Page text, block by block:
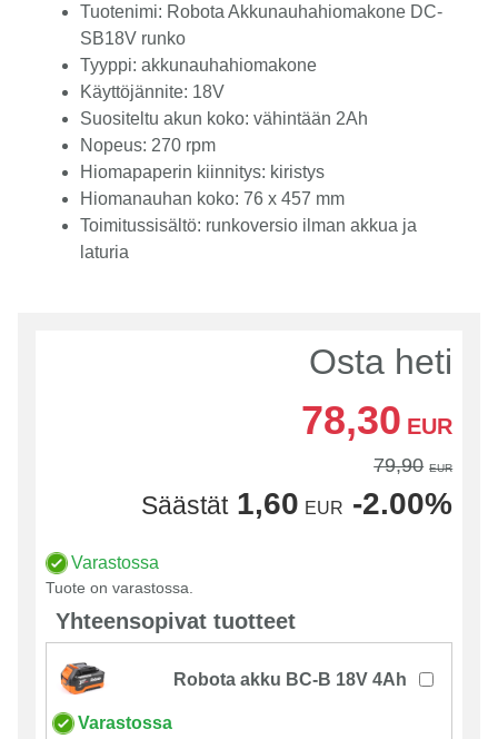
Tuotenimi: Robota Akkunauhahiomakone DC-
SB18V runko
Tyyppi: akkunauhahiomakone
Käyttöjännite: 18V
Suositeltu akun koko: vähintään 2Ah
Nopeus: 270 rpm
Hiomapaperin kiinnitys: kiristys
Hiomanauhan koko: 76 x 457 mm
Toimitussisältö: runkoversio ilman akkua ja
laturia
Osta heti
78,30 EUR
79,90 EUR
Säästät1,60 EUR -2.00%
Varastossa
Tuote on varastossa.
Yhteensopivat tuotteet
Robota akku BC-B 18V 4Ah
Varastossa